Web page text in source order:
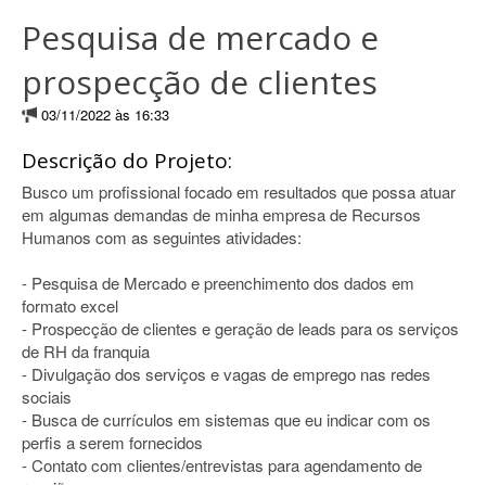
Pesquisa de mercado e
prospecção de clientes
03/11/2022 às 16:33
Descrição do Projeto:
Busco um profissional focado em resultados que possa atuar
em algumas demandas de minha empresa de Recursos
Humanos com as seguintes atividades:
- Pesquisa de Mercado e preenchimento dos dados em
formato excel
- Prospecção de clientes e geração de leads para os serviços
de RH da franquia
- Divulgação dos serviços e vagas de emprego nas redes
sociais
- Busca de currículos em sistemas que eu indicar com os
perfis a serem fornecidos
- Contato com clientes/entrevistas para agendamento de